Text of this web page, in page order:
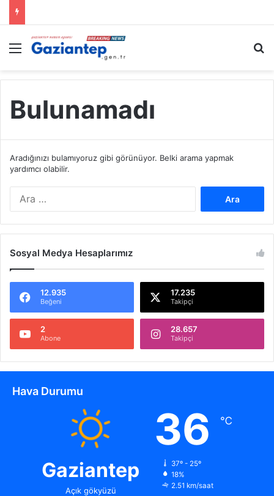
Menü
Bulunamadı
Aradığınızı bulamıyoruz gibi görünüyor. Belki arama yapmak
yardımcı olabilir.
Sosyal Medya Hesaplarımız
12.935
Beğeni
17.235
Takipçi
2
Abone
28.657
Takipçi
Hava Durumu
Gaziantep
Açık gökyüzü
36 ℃
37º - 25º
18%
2.51 km/saat